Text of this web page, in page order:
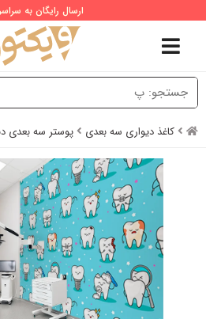
ارسال رایگان به
کاغذ دیواری سه بعدی پوستر سه بعدی